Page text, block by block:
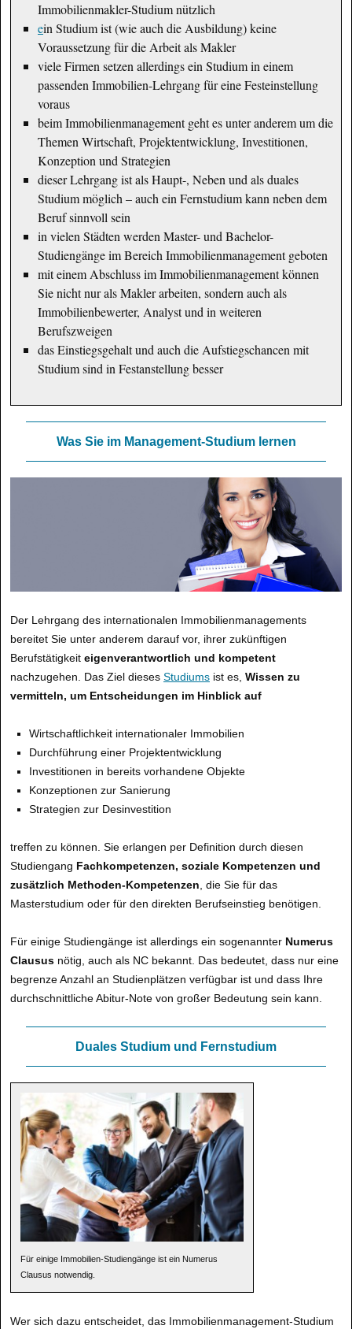
Immobilienmakler-Studium nützlich
ein Studium ist (wie auch die Ausbildung) keine
Voraussetzung für die Arbeit als Makler
viele Firmen setzen allerdings ein Studium in einem
passenden Immobilien-Lehrgang für eine Festeinstellung
voraus
beim Immobilienmanagement geht es unter anderem um die
Themen Wirtschaft, Projektentwicklung, Investitionen,
Konzeption und Strategien
dieser Lehrgang ist als Haupt-, Neben und als duales
Studium möglich – auch ein Fernstudium kann neben dem
Beruf sinnvoll sein
in vielen Städten werden Master- und Bachelor-
Studiengänge im Bereich Immobilienmanagement geboten
mit einem Abschluss im Immobilienmanagement können
Sie nicht nur als Makler arbeiten, sondern auch als
Immobilienbewerter, Analyst und in weiteren
Berufszweigen
das Einstiegsgehalt und auch die Aufstiegschancen mit
Studium sind in Festanstellung besser
Was Sie im Management-Studium lernen
Der Lehrgang des internationalen Immobilienmanagements
bereitet Sie unter anderem darauf vor, ihrer zukünftigen
Berufstätigkeit eigenverantwortlich und kompetent
nachzugehen. Das Ziel dieses Studiums ist es, Wissen zu
vermitteln, um Entscheidungen im Hinblick auf
Wirtschaftlichkeit internationaler Immobilien
Durchführung einer Projektentwicklung
Investitionen in bereits vorhandene Objekte
Konzeptionen zur Sanierung
Strategien zur Desinvestition
treffen zu können. Sie erlangen per Definition durch diesen
Studiengang Fachkompetenzen, soziale Kompetenzen und
zusätzlich Methoden-Kompetenzen , die Sie für das
Masterstudium oder für den direkten Berufseinstieg benötigen.
Für einige Studiengänge ist allerdings ein sogenannter Numerus
Clausus nötig, auch als NC bekannt. Das bedeutet, dass nur eine
begrenze Anzahl an Studienplätzen verfügbar ist und dass Ihre
durchschnittliche Abitur-Note von großer Bedeutung sein kann.
Duales Studium und Fernstudium
Für einige Immobilien-Studiengänge ist ein Numerus
Clausus notwendig.
Wer sich dazu entscheidet, das Immobilienmanagement-Studium